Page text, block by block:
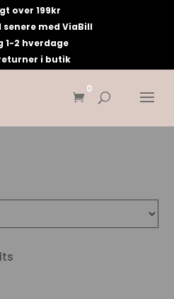
over 199kr
senere med ViaBill
1-2 hverdage
i butik
0